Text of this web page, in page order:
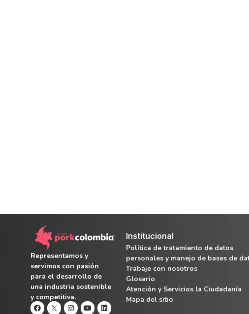
Representamos y
servimos con pasión
para el desarrollo de
una industria sostenible
y competitiva.
Institucional
Política de tratamiento de datos
personales y manejo de bases de
Trabaje con nosotros
Glosario
Atención y Servicios la Ciudadanía
Mapa del sitio